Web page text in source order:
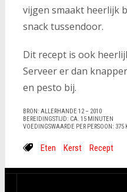
vijgen smaakt heerlijk
snack tussendoor.
Dit recept is ook
Serveer er dan
en pesto bij.
BRON: ALLERHANDE 12 – 2010
BEREIDINGSTIJD: CA. 15 MINUTEN
VOEDINGSWAARDE PER PERSOON: 375
Eten Kerst Recept